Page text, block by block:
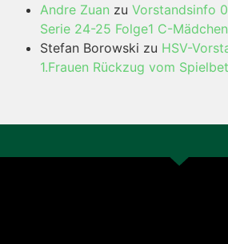
Andre Zuan zu Vorstandsinfo
Serie 24-25 Folge1 C-Mädchen
Stefan Borowski zu HSV-
1.Frauen Rückzug vom